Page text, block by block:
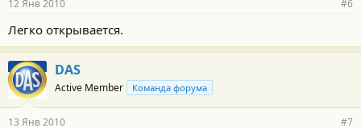
12 Янв 2010 #6
Легко открывается.
DAS
Active Member Команда форума
13 Янв 2010 #7